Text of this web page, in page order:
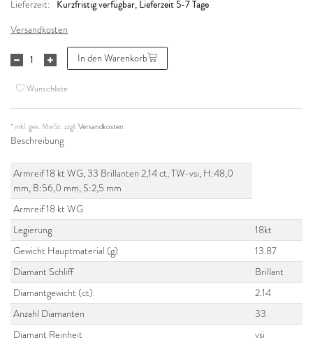
Lieferzeit: Kurzfristig verfügbar, Lieferzeit 5-7 Tage
Versandkosten
In den Warenkorb
Wunschliste
* inkl. ges. MwSt. zzgl.Versandkosten
Beschreibung
Armreif 18 kt WG, 33 Brillanten 2,14 ct, TW-vsi, H:48,0
mm, B:56,0 mm, S:2,5 mm
Armreif 18 kt WG
Legierung
18kt
Gewicht Hauptmaterial (g)
13.87
Diamant Schliff
Brillant
Diamantgewicht (ct)
2.14
Anzahl Diamanten
33
Diamant Reinheit
vsi